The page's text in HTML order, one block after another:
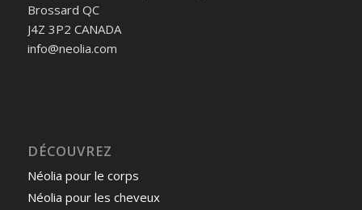
Brossard QC
J4Z 3P2 CANADA
info@neolia.com
DÉCOUVREZ
Néolia pour le corps
Néolia pour les cheveux